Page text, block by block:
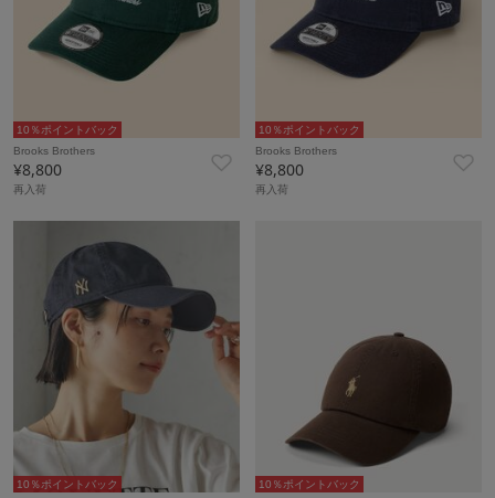
10％ポイントバック
Brooks Brothers
¥8,800
再入荷
10％ポイントバック
Brooks Brothers
¥8,800
再入荷
10％ポイントバック
10％ポイントバック